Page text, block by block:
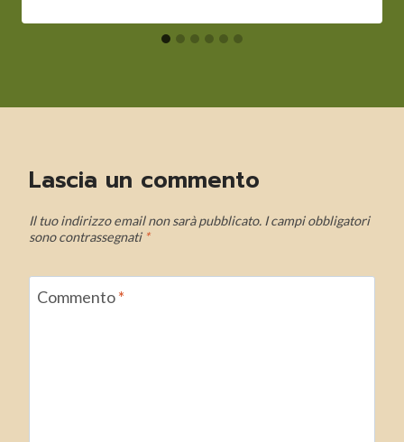
Lascia un commento
Il tuo indirizzo email non sarà pubblicato. I campi obbligatori
sono contrassegnati *
Commento*